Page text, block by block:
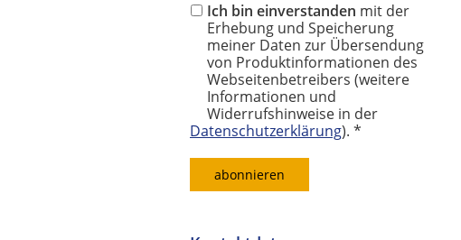
Ich bin einverstanden mit der
Erhebung und Speicherung
meiner Daten zur Übersendung
von Produktinformationen des
Webseitenbetreibers (weitere
Informationen und
Widerrufshinweise in der
Datenschutzerklärung). *